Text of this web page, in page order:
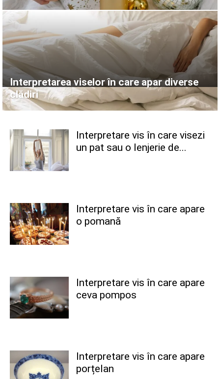
Interpretarea viselor în care apar diverse
clădiri
Interpretare vis în care visezi
un pat sau o lenjerie de...
Interpretare vis în care apare
o pomană
Interpretare vis în care apare
ceva pompos
Interpretare vis în care apare
porțelan